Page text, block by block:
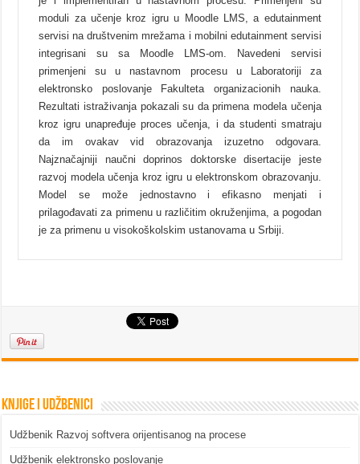
moduli za učenje kroz igru u Moodle LMS, a edutainment
servisi na društvenim mrežama i mobilni edutainment servisi
integrisani su sa Moodle LMS-om. Navedeni servisi
primenjeni su u nastavnom procesu u Laboratoriji za
elektronsko poslovanje Fakulteta organizacionih nauka.
Rezultati istraživanja pokazali su da primena modela učenja
kroz igru unapređuje proces učenja, i da studenti smatraju
da im ovakav vid obrazovanja izuzetno odgovara.
Najznačajniji naučni doprinos doktorske disertacije jeste
razvoj modela učenja kroz igru u elektronskom obrazovanju.
Model se može jednostavno i efikasno menjati i
prilagođavati za primenu u različitim okruženjima, a pogodan
je za primenu u visokoškolskim ustanovama u Srbiji.
Knjige i udžbenici
Udžbenik Razvoj softvera orijentisanog na procese
Udžbenik elektronsko poslovanje